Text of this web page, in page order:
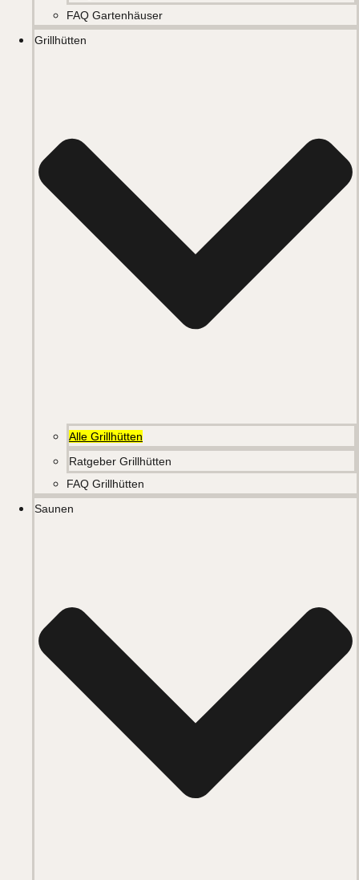
FAQ Gartenhäuser
Grillhütten
Alle Grillhütten
Ratgeber Grillhütten
FAQ Grillhütten
Saunen